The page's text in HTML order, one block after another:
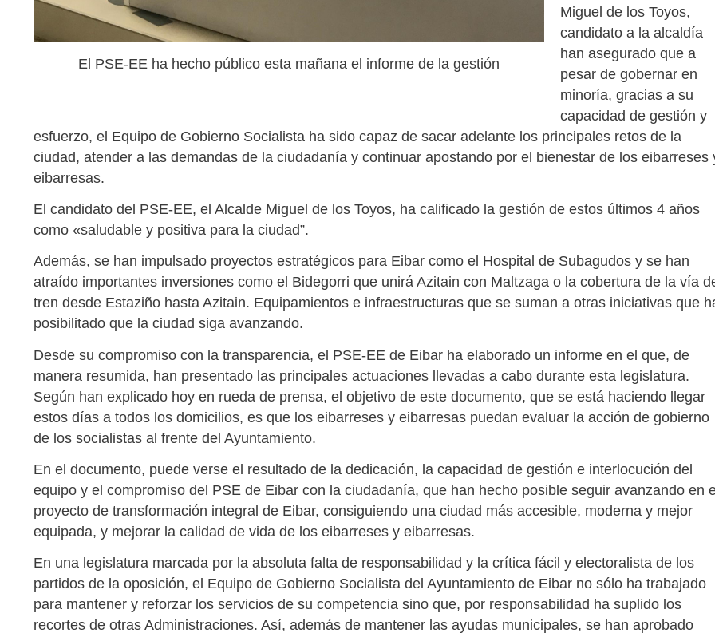
El PSE-EE ha hecho público esta mañana el informe de la gestión
Miguel de los Toyos,
candidato a la alcaldía
han asegurado que a
pesar de gobernar en
minoría, gracias a su
capacidad de gestión y
esfuerzo, el Equipo de Gobierno Socialista ha sido capaz de sacar adelante los principales retos de la
ciudad, atender a las demandas de la ciudadanía y continuar apostando por el bienestar de los eibarreses
eibarresas.
El candidato del PSE-EE, el Alcalde Miguel de los Toyos, ha calificado la gestión de estos últimos 4 años
como «saludable y positiva para la ciudad”.
Además, se han impulsado proyectos estratégicos para Eibar como el Hospital de Subagudos y se han
atraído importantes inversiones como el Bidegorri que unirá Azitain con Maltzaga o la cobertura de la vía
tren desde Estaziño hasta Azitain. Equipamientos e infraestructuras que se suman a otras iniciativas que
posibilitado que la ciudad siga avanzando.
Desde su compromiso con la transparencia, el PSE-EE de Eibar ha elaborado un informe en el que, de
manera resumida, han presentado las principales actuaciones llevadas a cabo durante esta legislatura.
Según han explicado hoy en rueda de prensa, el objetivo de este documento, que se está haciendo llegar
estos días a todos los domicilios, es que los eibarreses y eibarresas puedan evaluar la acción de gobierno
de los socialistas al frente del Ayuntamiento.
En el documento, puede verse el resultado de la dedicación, la capacidad de gestión e interlocución del
equipo y el compromiso del PSE de Eibar con la ciudadanía, que han hecho posible seguir avanzando en
proyecto de transformación integral de Eibar, consiguiendo una ciudad más accesible, moderna y mejor
equipada, y mejorar la calidad de vida de los eibarreses y eibarresas.
En una legislatura marcada por la absoluta falta de responsabilidad y la crítica fácil y electoralista de los
partidos de la oposición, el Equipo de Gobierno Socialista del Ayuntamiento de Eibar no sólo ha trabajado
para mantener y reforzar los servicios de su competencia sino que, por responsabilidad ha suplido los
recortes de otras Administraciones. Así, además de mantener las ayudas municipales, se han aprobado